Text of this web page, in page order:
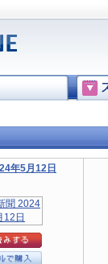
年5月12日